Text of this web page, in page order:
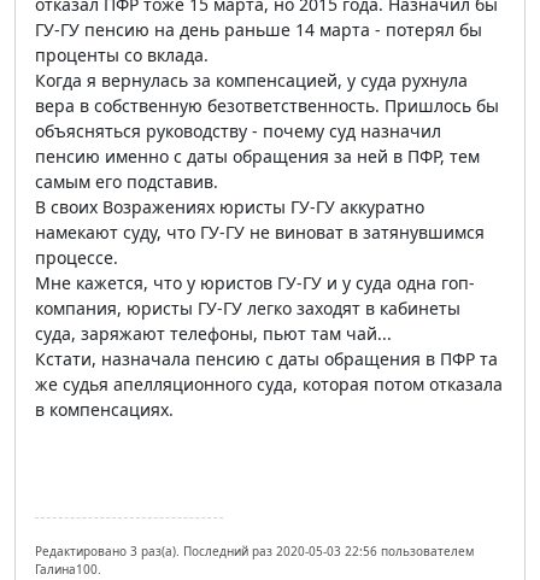
ГУ-ГУ пенсию на день раньше 14 марта - потерял бы
проценты со вклада.
Когда я вернулась за компенсацией, у суда рухнула
вера в собственную безответственность. Пришлось бы
объясняться руководству - почему суд назначил
пенсию именно с даты обращения за ней в ПФР, тем
самым его подставив.
В своих Возражениях юристы ГУ-ГУ аккуратно
намекают суду, что ГУ-ГУ не виноват в затянувшимся
процессе.
Мне кажется, что у юристов ГУ-ГУ и у суда одна гоп-
компания, юристы ГУ-ГУ легко заходят в кабинеты
суда, заряжают телефоны, пьют там чай...
Кстати, назначала пенсию с даты обращения в ПФР та
же судья апелляционного суда, которая потом отказала
в компенсациях.
Редактировано 3 раз(а). Последний раз 2020-05-03 22:56 пользователем
Галина100.